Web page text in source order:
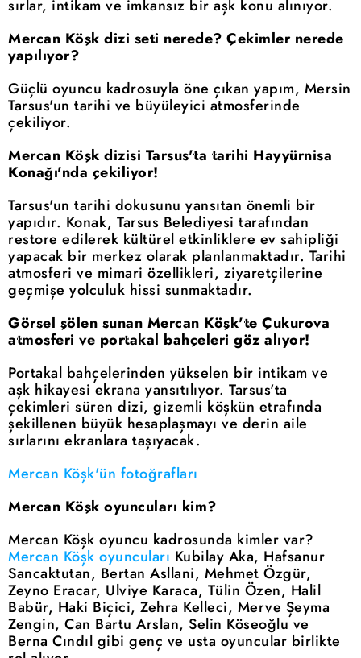
sırlar, intikam ve imkansız bir aşk konu alınıyor.
Mercan Köşk dizi seti nerede? Çekimler nerede
yapılıyor?
Güçlü oyuncu kadrosuyla öne çıkan yapım, Mersin
Tarsus'un tarihi ve büyüleyici atmosferinde
çekiliyor.
Mercan Köşk dizisi Tarsus'ta tarihi Hayyürnisa
Konağı'nda çekiliyor!
Tarsus'un tarihi dokusunu yansıtan önemli bir
yapıdır. Konak, Tarsus Belediyesi tarafından
restore edilerek kültürel etkinliklere ev sahipliği
yapacak bir merkez olarak planlanmaktadır. Tarihi
atmosferi ve mimari özellikleri, ziyaretçilerine
geçmişe yolculuk hissi sunmaktadır.
Görsel şölen sunan Mercan Köşk'te Çukurova
atmosferi ve portakal bahçeleri göz alıyor!
Portakal bahçelerinden yükselen bir intikam ve
aşk hikayesi ekrana yansıtılıyor. Tarsus'ta
çekimleri süren dizi, gizemli köşkün etrafında
şekillenen büyük hesaplaşmayı ve derin aile
sırlarını ekranlara taşıyacak.
Mercan Köşk'ün fotoğrafları
Mercan Köşk oyuncuları kim?
Mercan Köşk oyuncu kadrosunda kimler var?
Mercan Köşk oyuncuları Kubilay Aka, Hafsanur
Sancaktutan, Bertan Asllani, Mehmet Özgür,
Zeyno Eracar, Ulviye Karaca, Tülin Özen, Halil
Babür, Haki Biçici, Zehra Kelleci, Merve Şeyma
Zengin, Can Bartu Arslan, Selin Köseoğlu ve
Berna Cındıl gibi genç ve usta oyuncular birlikte